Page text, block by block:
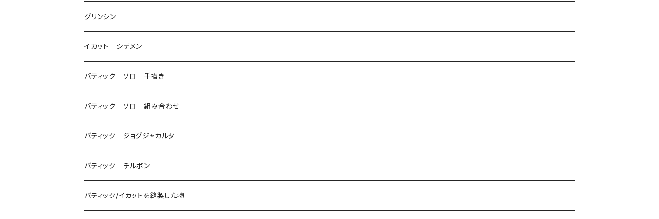
グリンシン
イカット シデメン
バティック ソロ 手描き
バティック ソロ 組み合わせ
バティック ジョグジャカルタ
バティック チルボン
バティック/イカットを縫製した物